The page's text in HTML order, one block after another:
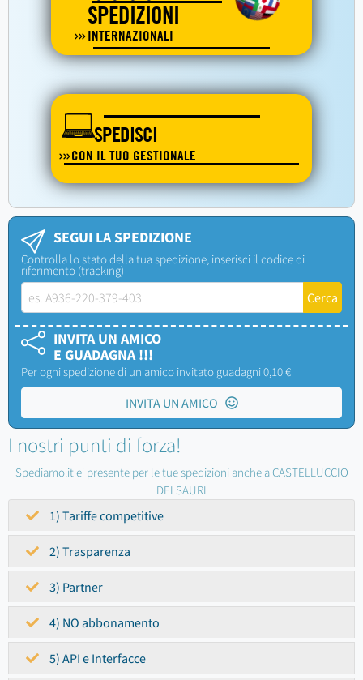
SPEDIZIONI
INTERNAZIONALI
SPEDISCI
CON IL TUO GESTIONALE
SEGUI LA SPEDIZIONE
Controlla lo stato della tua spedizione, inserisci il codice di
riferimento (tracking)
INVITA UN AMICO
E GUADAGNA !!!
Per ogni spedizione di un amico invitato guadagni 0,10 €
INVITA UN AMICO
I nostri punti di forza!
Spediamo.it e' presente per le tue spedizioni anche a CASTELLUCCIO
DEI SAURI
1) Tariffe competitive
2) Trasparenza
3) Partner
4) NO abbonamento
5) API e Interfacce